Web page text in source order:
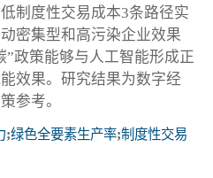
制度性交易成本3条路径实
密集型和高污染企业效果
”政策能够与人工智能形成正
效果。研究结果为数字经
参考。
;绿色全要素生产率;制度性交易